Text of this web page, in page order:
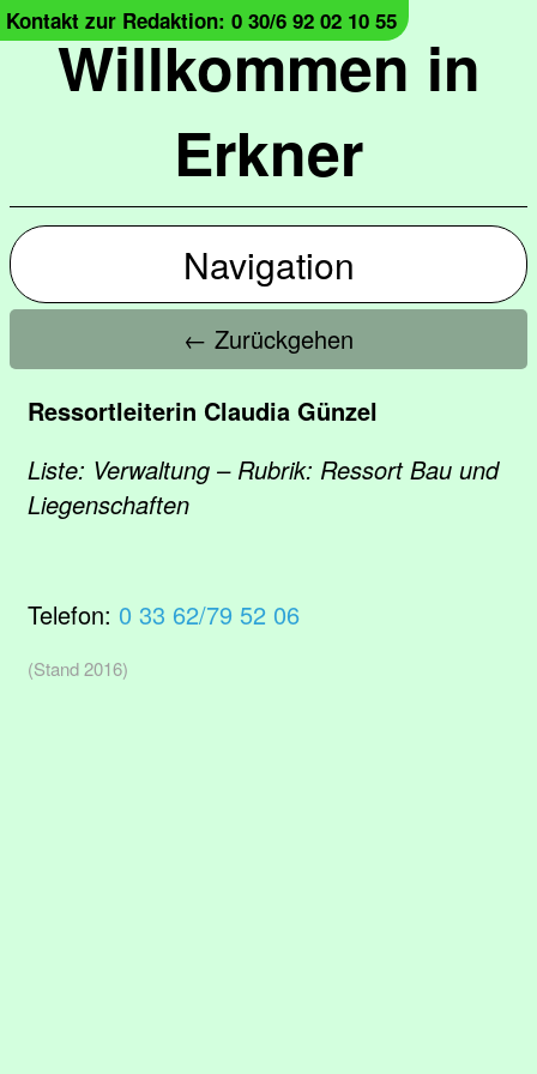
Willkommen in
Erkner
Kontakt zur Redaktion: 0 30/6 92 02 10 55
Navigation
← Zurückgehen
Ressortleiterin Claudia Günzel
Liste: Verwaltung – Rubrik: Ressort Bau und
Liegenschaften
Telefon: 0 33 62/79 52 06
(Stand 2016)